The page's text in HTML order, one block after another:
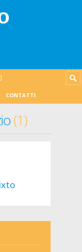
CONTATTI
1